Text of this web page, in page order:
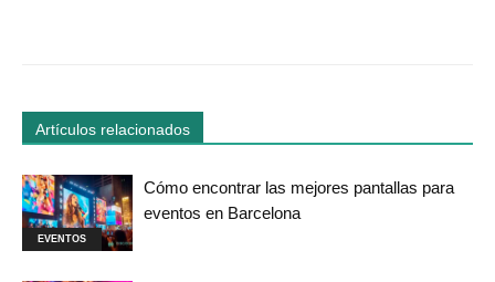
Artículos relacionados
EVENTOS
Cómo encontrar las mejores pantallas para
eventos en Barcelona